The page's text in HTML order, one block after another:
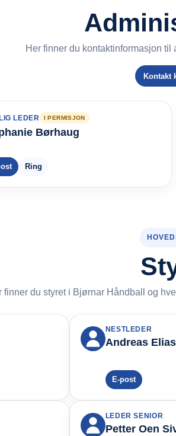
Her finner du kontaktinformasjon
Kontakt
LEDER I PERMISJON
Børhaug
Ring
finner du styret i Bjørnar Håndball og
NESTLEDER
Andreas
E-post
LEDER SENIOR
Petter Oen